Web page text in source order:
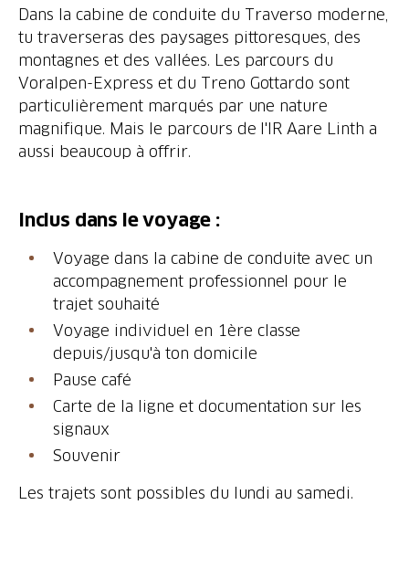
Dans la cabine de conduite du Traverso moderne,
tu traverseras des paysages pittoresques, des
montagnes et des vallées. Les parcours du
Voralpen-Express et du Treno Gottardo sont
particulièrement marqués par une nature
magnifique. Mais le parcours de l'IR Aare Linth a
aussi beaucoup à offrir.
Inclus dans le voyage :
Voyage dans la cabine de conduite avec un
accompagnement professionnel pour le
trajet souhaité
Voyage individuel en 1ère classe
depuis/jusqu'à ton domicile
Pause café
Carte de la ligne et documentation sur les
signaux
Souvenir
Les trajets sont possibles du lundi au samedi.